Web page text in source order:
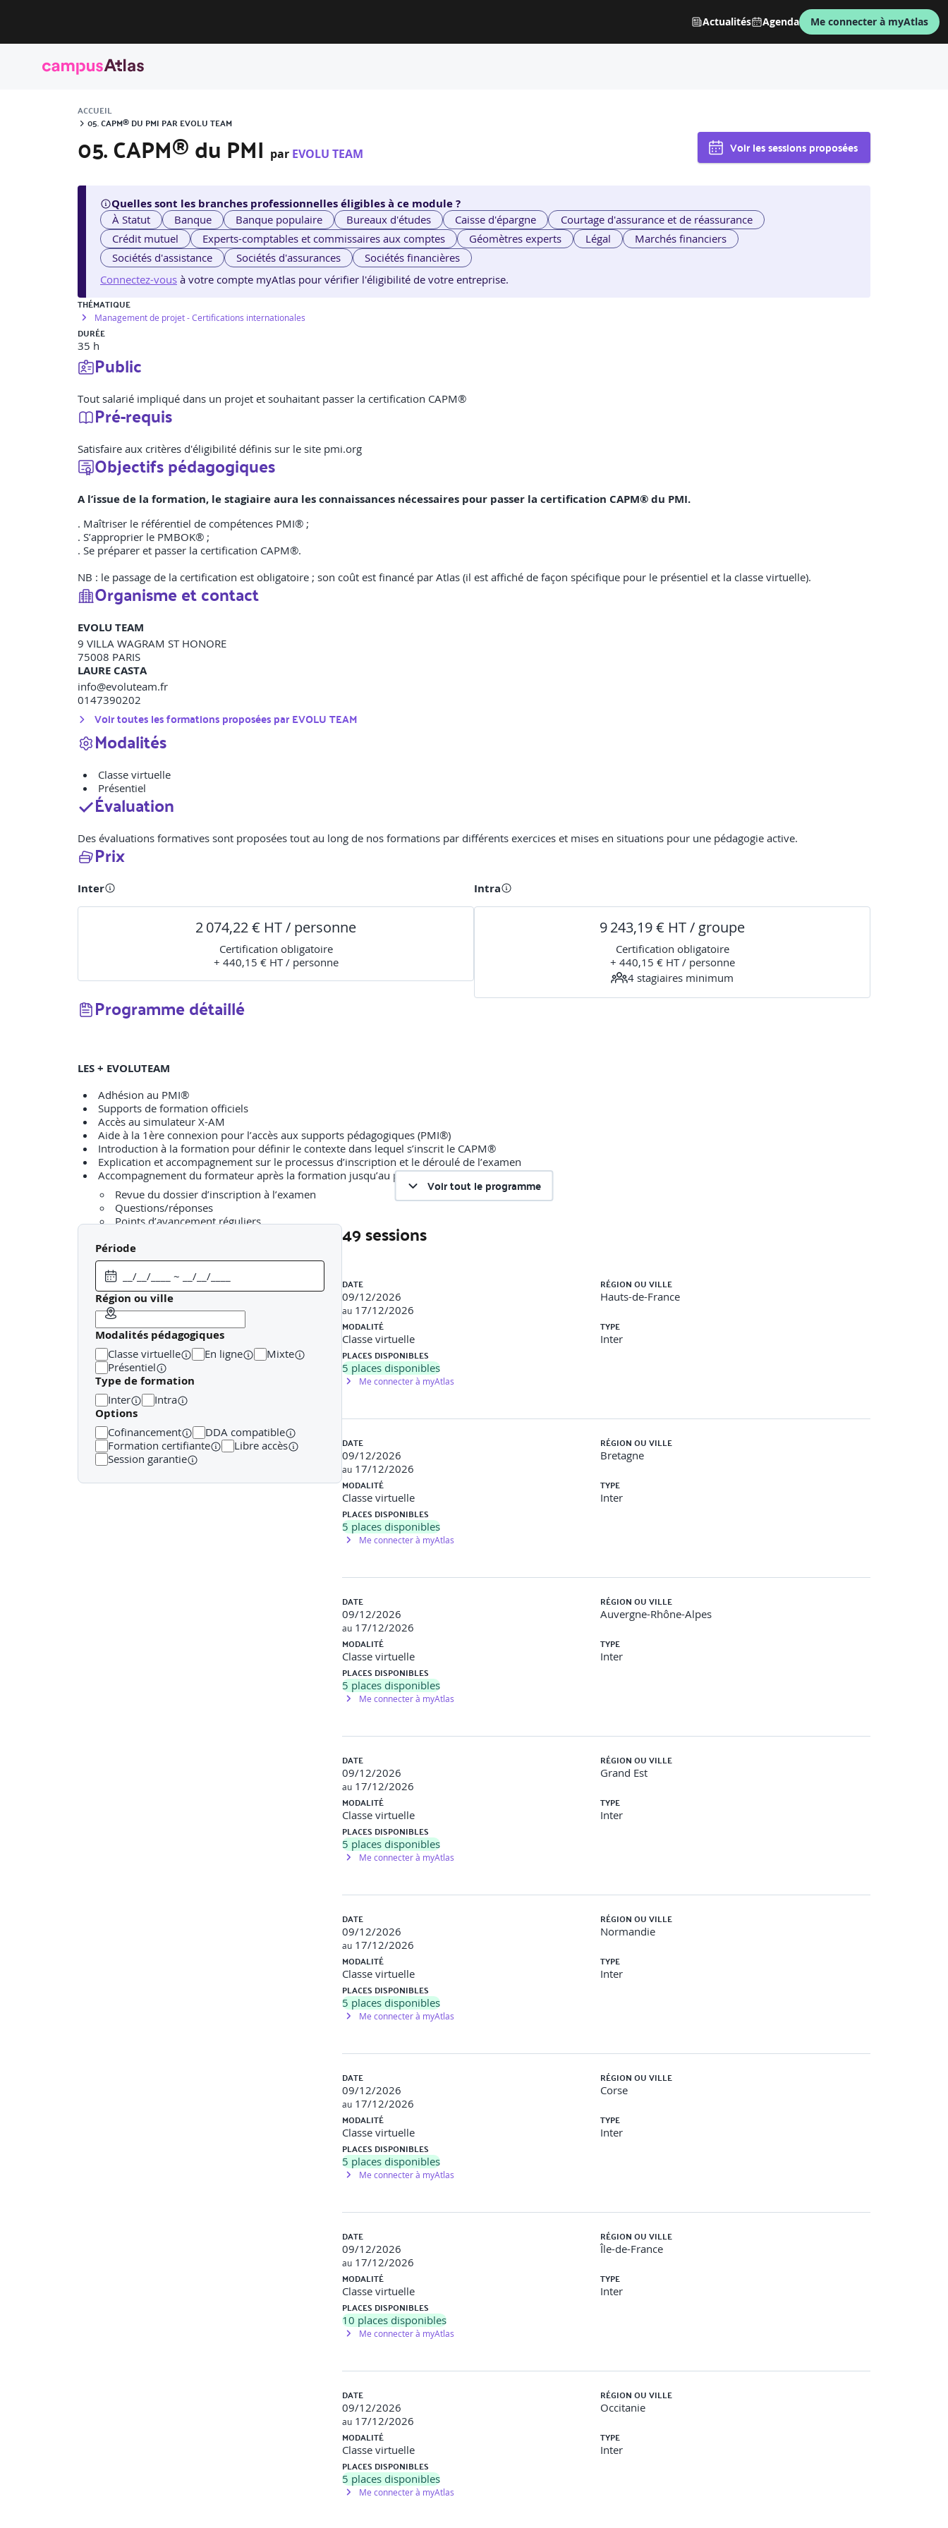
Actualités Agenda Me connecter à myAtlas
ACCUEIL
05. CAPM® DU PMI PAR EVOLU TEAM
05. CAPM® du PMI par EVOLU TEAM Voir les sessions proposées
Quelles sont les branches professionnelles éligibles à ce module ?
À Statut Banque Banque populaire Bureaux d'études Caisse d'épargne
Courtage d'assurance et de réassurance
Crédit mutuel
Experts-comptables et commissaires aux comptes Géomètres experts Légal
Marchés financiers
Sociétés d'assistance
Sociétés d'assurances
Sociétés financières
Connectez-vous à votre compte myAtlas pour vérifier l'éligibilité de votre entreprise.
THÉMATIQUE
Management de projet - Certifications internationales
DURÉE
35 h
Public
Tout salarié impliqué dans un projet et souhaitant passer la certification CAPM®
Pré-requis
Satisfaire aux critères d'éligibilité définis sur le site pmi.org
Objectifs pédagogiques
A l’issue de la formation, le stagiaire aura les connaissances nécessaires pour passer la certification CAPM® du PMI.
. Maîtriser le référentiel de compétences PMI® ;
. S’approprier le PMBOK® ;
. Se préparer et passer la certification CAPM®.
NB : le passage de la certification est obligatoire ; son coût est financé par Atlas (il est affiché de façon spécifique pour le présentiel et la classe virtuelle).
Organisme et contact
EVOLU TEAM
9 VILLA WAGRAM ST HONORE
75008 PARIS
LAURE CASTA
info@evoluteam.fr
0147390202
Voir toutes les formations proposées parEVOLU TEAM
Modalités
Classe virtuelle
Présentiel
Évaluation
Des évaluations formatives sont proposées tout au long de nos formations par différents exercices et mises en situations pour une pédagogie active.
Prix
Inter
2 074,22 € HT / personne
Certification obligatoire
+ 440,15 € HT / personne
Intra
9 243,19 € HT / groupe
Certification obligatoire
+ 440,15 € HT / personne
4 stagiaires minimum
Programme détaillé
LES + EVOLUTEAM
Adhésion au PMI®
Supports de formation officiels
Accès au simulateur X-AM
Aide à la 1ère connexion pour l’accès aux supports pédagogiques (PMI®)
Introduction à la formation pour définir le contexte dans lequel s’inscrit le CAPM®
Explication et accompagnement sur le processus d’inscription et le déroulé de l’examen
Revue du dossier d’inscription à l’examen
Questions/réponses
Points d’avancement réguliers
Prise en compte de l’accessibilité (plateforme de formation, supports pédagogiques)
PROGRAMME DÉTAILLÉ
AVANT (DISPONIBLE SUR NOTRE PLATEFORME LMS DE FORMATION)
Accès à notre plateforme digitale 15 jours avant le début de la formation
Ouverture du forum d’échanges entre les participants et le formateur
E-questionnaire pour mieux connaître les attentes et besoins des participants
PENDANT (EN PRESENTIEL OU EN CV/5 JOURS)
E-quiz de démarrage
Compétences et comportements du chef de projet
Structure de l’entreprise et environnement du projet
mesurer selon le type de structure, l’autorité de décision du chef de projet et son accès aux ressources nécessaires pour le projet
retrouver les points forts et faibles de chaque organisation
Cycle de vie des processus et cycle de vie d’un projet
Les 5 groupes de processus et les 10 domaines de compétences
recomposer la matrice des 49 processus pour mémoriser les 5 groupes de processus et les 10 domaines de compétences
1. LE MANAGEMENT DE L’INTÉGRATION D’UN PROJET
Mettre en œuvre la maîtrise intégrée des modifications
entrainement sur des questions d’examen type
créer un réseau PERT, calculer un chemin critique et identifier les marges
entrainement sur des questions d’examen type
évaluer la performance du projet par l’utilisation des calculs d’analyse d’écarts (SV, CV, SPI, CPI)
entrainement sur des questions d’examen type
Voir tout le programme
Période
Région ou ville
Modalités pédagogiques
Classe virtuelle En ligne
Mixte
Présentiel
Type de formation
Inter Intra
Options
Cofinancement
DDA compatible
Formation certifiante
Libre accès
Session garantie
49 sessions
DATE
09/12/2026
au 17/12/2026
RÉGION OU VILLE
Hauts-de-France
MODALITÉ
Classe virtuelle
TYPE
Inter
PLACES DISPONIBLES
5 places disponibles
Me connecter à myAtlas
DATE
09/12/2026
au 17/12/2026
RÉGION OU VILLE
Bretagne
MODALITÉ
Classe virtuelle
TYPE
Inter
PLACES DISPONIBLES
5 places disponibles
Me connecter à myAtlas
DATE
09/12/2026
au 17/12/2026
RÉGION OU VILLE
Auvergne-Rhône-Alpes
MODALITÉ
Classe virtuelle
TYPE
Inter
PLACES DISPONIBLES
5 places disponibles
Me connecter à myAtlas
DATE
09/12/2026
au 17/12/2026
RÉGION OU VILLE
Grand Est
MODALITÉ
Classe virtuelle
TYPE
Inter
PLACES DISPONIBLES
5 places disponibles
Me connecter à myAtlas
DATE
09/12/2026
au 17/12/2026
RÉGION OU VILLE
Normandie
MODALITÉ
Classe virtuelle
TYPE
Inter
PLACES DISPONIBLES
5 places disponibles
Me connecter à myAtlas
DATE
09/12/2026
au 17/12/2026
RÉGION OU VILLE
Corse
MODALITÉ
Classe virtuelle
TYPE
Inter
PLACES DISPONIBLES
5 places disponibles
Me connecter à myAtlas
DATE
09/12/2026
au 17/12/2026
RÉGION OU VILLE
Île-de-France
MODALITÉ
Classe virtuelle
TYPE
Inter
PLACES DISPONIBLES
10 places disponibles
Me connecter à myAtlas
DATE
09/12/2026
au 17/12/2026
RÉGION OU VILLE
Occitanie
MODALITÉ
Classe virtuelle
TYPE
Inter
PLACES DISPONIBLES
5 places disponibles
Me connecter à myAtlas